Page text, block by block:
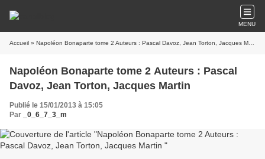
MENU
Accueil » Napoléon Bonaparte tome 2 Auteurs : Pascal Davoz, Jean Torton, Jacques Martin
Napoléon Bonaparte tome 2 Auteurs : Pascal
Davoz, Jean Torton, Jacques Martin
Publié le 15/01/2013 à 15:05
Par
_0_6_7_3_m